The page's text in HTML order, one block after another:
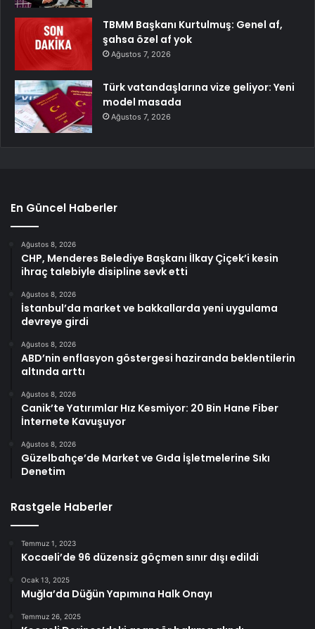
TBMM Başkanı Kurtulmuş: Genel af,
şahsa özel af yok
Ağustos 7, 2026
Türk vatandaşlarına vize geliyor: Yeni
model masada
Ağustos 7, 2026
En Güncel Haberler
Ağustos 8, 2026
CHP, Menderes Belediye Başkanı İlkay Çiçek’i kesin
ihraç talebiyle disipline sevk etti
Ağustos 8, 2026
İstanbul’da market ve bakkallarda yeni uygulama
devreye girdi
Ağustos 8, 2026
ABD’nin enflasyon göstergesi haziranda beklentilerin
altında arttı
Ağustos 8, 2026
Canik’te Yatırımlar Hız Kesmiyor: 20 Bin Hane Fiber
İnternete Kavuşuyor
Ağustos 8, 2026
Güzelbahçe’de Market ve Gıda İşletmelerine Sıkı
Denetim
Rastgele Haberler
Temmuz 1, 2023
Kocaeli’de 96 düzensiz göçmen sınır dışı edildi
Ocak 13, 2025
Muğla’da Düğün Yapımına Halk Onayı
Temmuz 26, 2025